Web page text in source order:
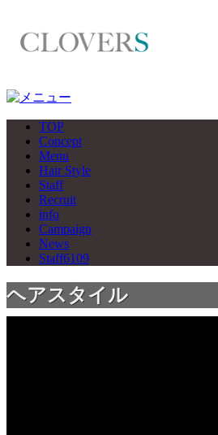
TOP
Concept
Menu
Hair Style
Staff
Recruit
info
Campaign
News
Staff6109
ヘアスタイル